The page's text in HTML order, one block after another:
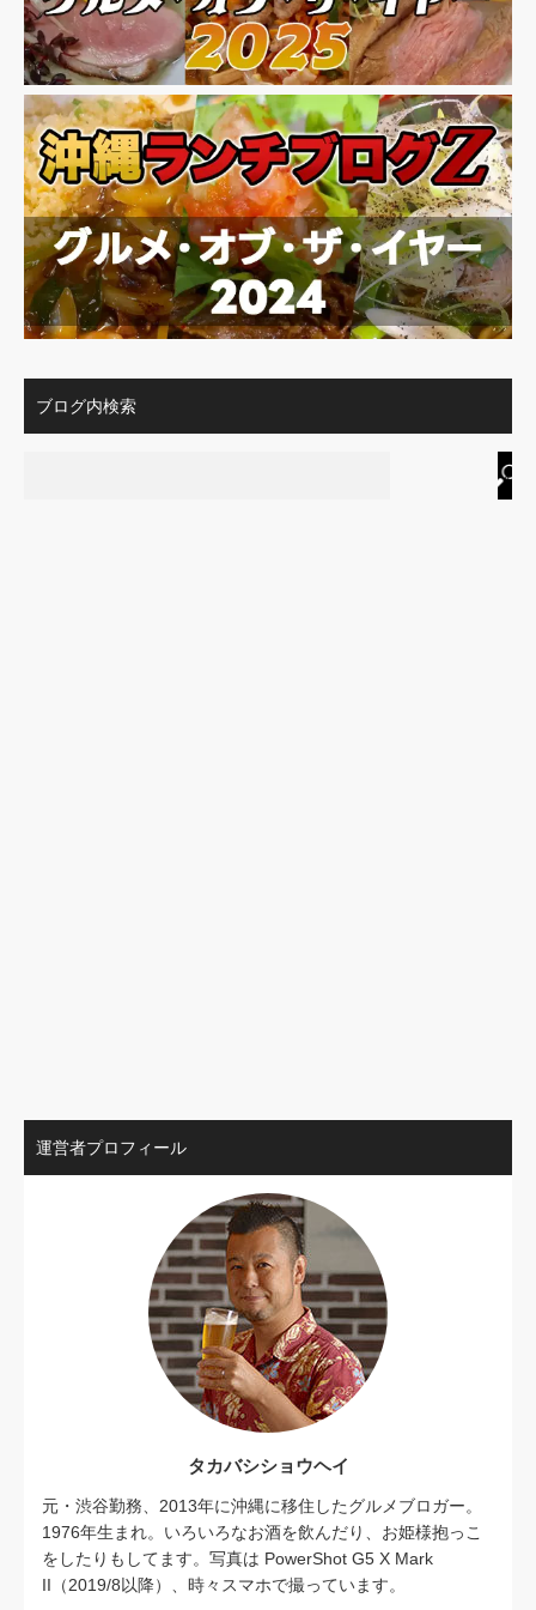
ブログ内検索
運営者プロフィール
タカバシショウヘイ
元・渋谷勤務、2013年に沖縄に移住したグルメブロガー。
1976年生まれ。いろいろなお酒を飲んだり、お姫様抱っこ
をしたりもしてます。写真は PowerShot G5 X Mark
II（2019/8以降）、時々スマホで撮っています。